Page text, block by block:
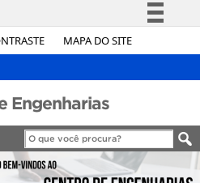
MAPA DO SITE
Simplifique!
Acesso à informação
Legislação
Canais
Engenharias